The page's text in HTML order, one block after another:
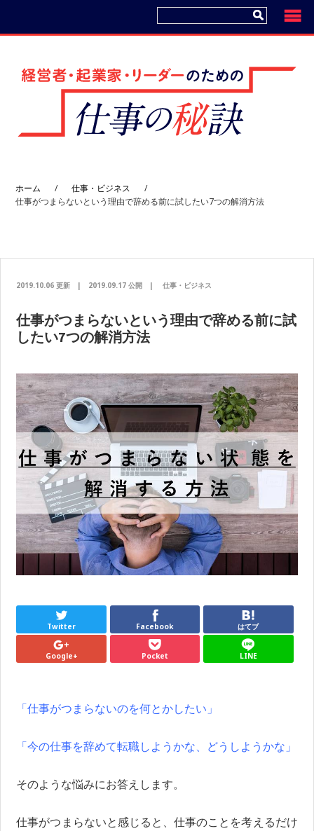
ン
ラ
ホーム / 仕事・ビジネス
/
仕事がつまらないという理由で辞める前に試したい7つの解消方法
2019.10.06 更新 | 2019.09.17 公開 | 仕事・ビジネス
仕事がつまらないという理由で辞める前に試
したい7つの解消方法
Twitter Facebook はてブ
Google+ Pocket LINE
「仕事がつまらないのを何とかしたい」
「今の仕事を辞めて転職しようかな、どうしようかな」
そのような悩みにお答えします。
仕事がつまらないと感じると、仕事のことを考えるだけ